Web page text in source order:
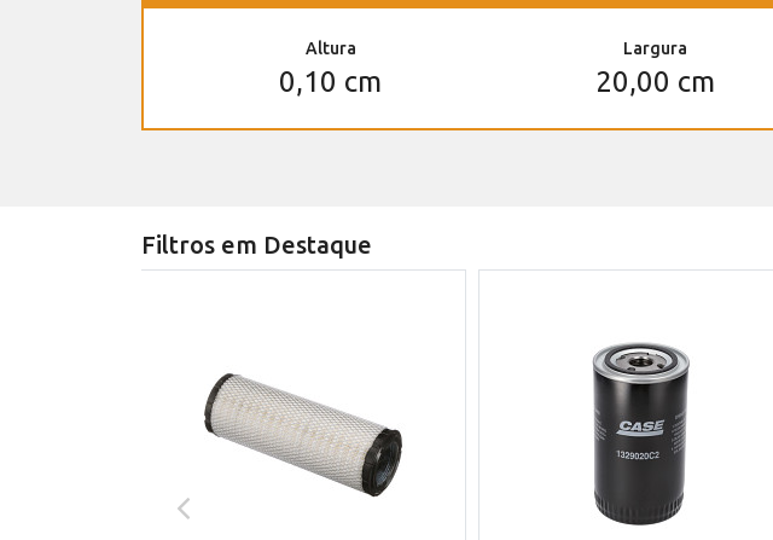
Altura
0,10 cm
Largura
20,00 cm
Filtros em Destaque